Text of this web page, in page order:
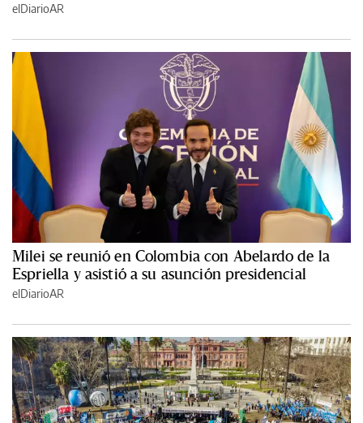
elDiarioAR
Milei se reunió en Colombia con Abelardo de la
Espriella y asistió a su asunción presidencial
elDiarioAR